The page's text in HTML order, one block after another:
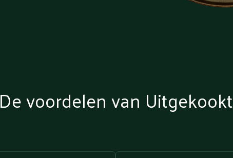
De voordelen van Uitgekookt